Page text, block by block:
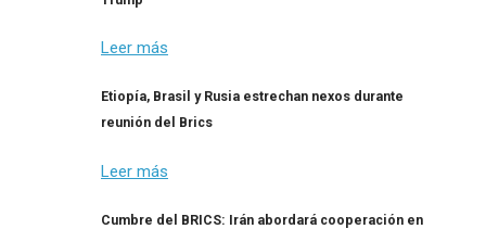
Leer más
Etiopía, Brasil y Rusia estrechan nexos durante
reunión del Brics
Leer más
Cumbre del BRICS: Irán abordará cooperación en